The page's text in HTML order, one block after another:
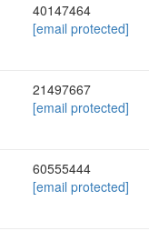
40147464
[email protected]
21497667
[email protected]
60555444
[email protected]